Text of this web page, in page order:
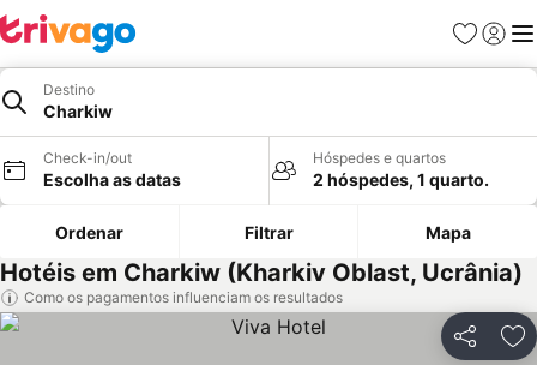
Favoritos
Iniciar
Destino
Charkiw
Check-in/out
Escolha as datas
Hóspedes e quartos
2 hóspedes, 1 quarto.
Ordenar Filtrar Mapa
Hotéis em Charkiw (Kharkiv Oblast, Ucrânia)
Como os pagamentos influenciam os resultados
Partilhar